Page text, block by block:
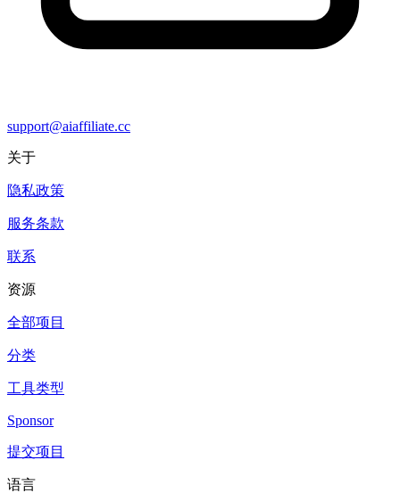
support@aiaffiliate.cc
关于
隐私政策
服务条款
联系
资源
全部项目
分类
工具类型
Sponsor
提交项目
语言